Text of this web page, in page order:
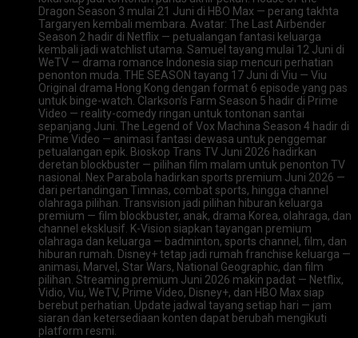
Dragon Season 3 mulai 21 Juni di HBO Max — perang takhta
Targaryen kembali membara. Avatar: The Last Airbender
Season 2 hadir di Netflix — petualangan fantasi keluarga
kembali jadi watchlist utama. Samuel tayang mulai 12 Juni di
WeTV — drama romance Indonesia siap mencuri perhatian
penonton muda. THE SEASON tayang 17 Juni di Viu — Viu
Original drama Hong Kong dengan format 6 episode yang pas
untuk binge-watch. Clarkson’s Farm Season 5 hadir di Prime
Video — reality-comedy ringan untuk tontonan santai
sepanjang Juni. The Legend of Vox Machina Season 4 hadir di
Prime Video — animasi fantasi dewasa untuk penggemar
petualangan epik. Bioskop Trans TV Juni 2026 hadirkan
deretan blockbuster — pilihan film malam untuk penonton TV
nasional. Nex Parabola hadirkan sports premium Juni 2026 —
dari pertandingan Timnas, combat sports, hingga channel
olahraga pilihan. Transvision jadi pilihan hiburan keluarga
premium — film blockbuster, anak, drama Korea, olahraga, dan
channel eksklusif. K-Vision siapkan tayangan premium
olahraga dan keluarga — badminton, sports channel, film, dan
hiburan rumah. Disney+ tetap jadi rumah franchise keluarga —
animasi, Marvel, Star Wars, National Geographic, dan film
pilihan. Streaming premium Juni 2026 makin padat — Netflix,
Vidio, Viu, WeTV, Prime Video, Disney+, dan HBO Max siap
berebut perhatian. Update jadwal tayang setiap hari — jam
siaran dan ketersediaan konten dapat berubah mengikuti
platform resmi.